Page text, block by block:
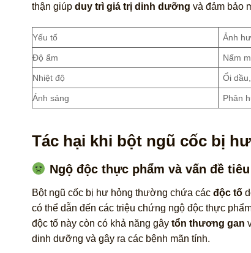
thận giúp duy trì giá trị dinh dưỡng và đảm bảo
Yếu tố Ảnh
Độ ẩm Nấm
Nhiệt độ Ổi
Ánh sáng Phân
Tác hại khi bột ngũ cốc bị
Ngộ độc thực phẩm và vấn đề
Bột ngũ cốc bị hư hỏng thường chứa các độc tố
có thể dẫn đến các triệu chứng ngộ độc thực
độc tố này còn có khả năng gây tổn thương gan
dinh dưỡng và gây ra các bệnh mãn tính.